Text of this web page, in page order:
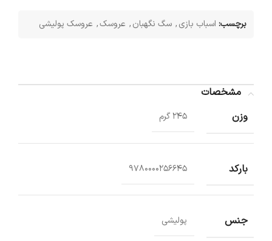
برچسب: اسباب بازی, سگ نگهبان, عروسک, عروسک پولیشی
مشخصات
وزن
245 گرم
بارکد 9780000256645
جنس پولیشی